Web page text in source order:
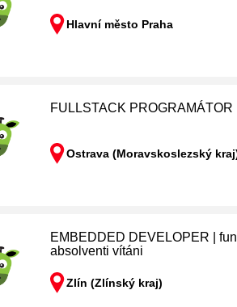
Hlavní město Praha
FULLSTACK PROGRAMÁTOR
Ostrava (Moravskoslezský
EMBEDDED DEVELOPER |
absolventi vítáni
Zlín (Zlínský kraj)